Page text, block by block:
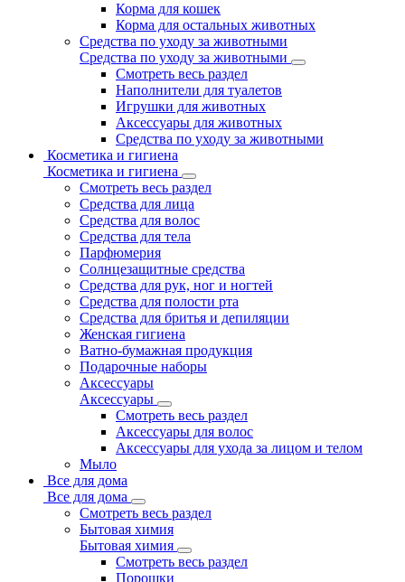
Корма для кошек
Корма для остальных животных
Средства по уходу за животными
Средства по уходу за животными
Смотреть весь раздел
Наполнители для туалетов
Игрушки для животных
Аксессуары для животных
Средства по уходу за животными
Косметика и гигиена
Косметика и гигиена
Смотреть весь раздел
Средства для лица
Средства для волос
Средства для тела
Парфюмерия
Солнцезащитные средства
Средства для рук, ног и ногтей
Средства для полости рта
Средства для бритья и депиляции
Женская гигиена
Ватно-бумажная продукция
Подарочные наборы
Аксессуары
Аксессуары
Смотреть весь раздел
Аксессуары для волос
Аксессуары для ухода за лицом и телом
Мыло
Все для дома
Все для дома
Смотреть весь раздел
Бытовая химия
Бытовая химия
Смотреть весь раздел
Порошки